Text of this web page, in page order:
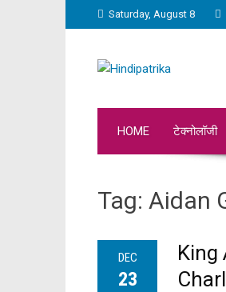
Saturday, August 8
HOME टेक्नोलॉजी
Tag: Aidan
DEC
23
King